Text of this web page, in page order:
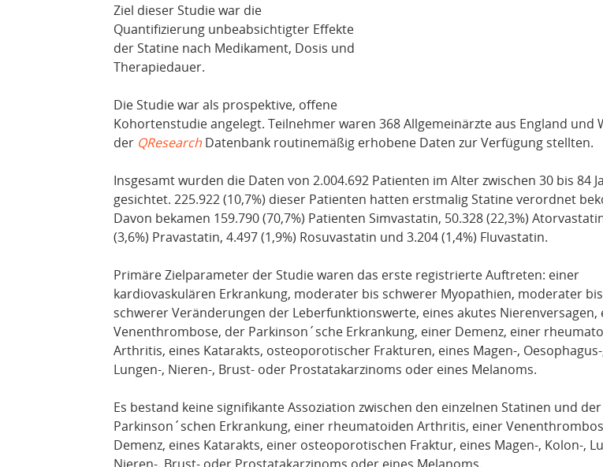
Ziel dieser Studie war die
Quantifizierung unbeabsichtigter Effekte
der Statine nach Medikament, Dosis und
Therapiedauer.
Die Studie war als prospektive, offene
Kohortenstudie angelegt. Teilnehmer waren 368 Allgemeinärzte aus England und
der QResearch Datenbank routinemäßig erhobene Daten zur Verfügung stellten.
Insgesamt wurden die Daten von 2.004.692 Patienten im Alter zwischen 30 bis 84
gesichtet. 225.922 (10,7%) dieser Patienten hatten erstmalig Statine verordnet
Davon bekamen 159.790 (70,7%) Patienten Simvastatin, 50.328 (22,3%)
(3,6%) Pravastatin, 4.497 (1,9%) Rosuvastatin und 3.204 (1,4%) Fluvastatin.
Primäre Zielparameter der Studie waren das erste registrierte Auftreten: einer
kardiovaskulären Erkrankung, moderater bis schwerer Myopathien, moderater bis
schwerer Veränderungen der Leberfunktionswerte, eines akutes Nierenversagen,
Venenthrombose, der Parkinson´sche Erkrankung, einer Demenz, einer
Arthritis, eines Katarakts, osteoporotischer Frakturen, eines Magen-,
Lungen-, Nieren-, Brust- oder Prostatakarzinoms oder eines Melanoms.
Es bestand keine signifikante Assoziation zwischen den einzelnen Statinen und der
Parkinson´schen Erkrankung, einer rheumatoiden Arthritis, einer
Demenz, eines Katarakts, einer osteoporotischen Fraktur, eines Magen-, Kolon-,
Nieren-, Brust- oder Prostatakarzinoms oder eines Melanoms.